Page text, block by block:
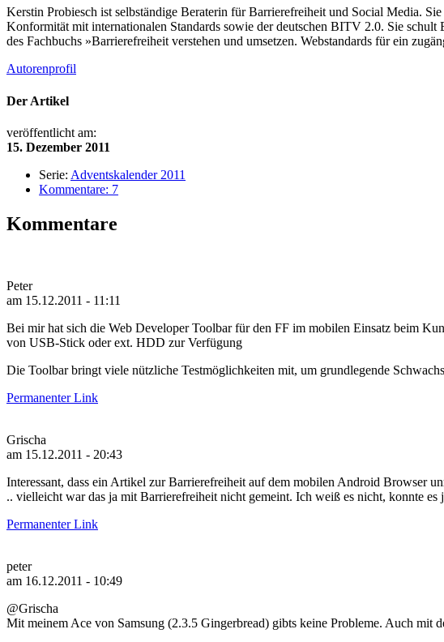
Kerstin Probiesch ist selbständige Beraterin für Barrierefreiheit und Social Media.
Konformität mit internationalen Standards sowie der deutschen BITV 2.0. Sie
des Fachbuchs »Barrierefreiheit verstehen und umsetzen. Webstandards für ein
Autorenprofil
Der Artikel
veröffentlicht am:
15. Dezember 2011
Serie: Adventskalender 2011
Kommentare: 7
Kommentare
Peter
am 15.12.2011 - 11:11
Bei mir hat sich die Web Developer Toolbar für den FF im mobilen Einsatz beim
von USB-Stick oder ext. HDD zur Verfügung
Die Toolbar bringt viele nützliche Testmöglichkeiten mit, um grundlegende
Permanenter Link
Grischa
am 15.12.2011 - 20:43
Interessant, dass ein Artikel zur Barrierefreiheit auf dem mobilen Android Browser
.. vielleicht war das ja mit Barrierefreiheit nicht gemeint. Ich weiß es nicht, konnte es
Permanenter Link
peter
am 16.12.2011 - 10:49
@Grischa
Mit meinem Ace von Samsung (2.3.5 Gingerbread) gibts keine Probleme. Auch mit